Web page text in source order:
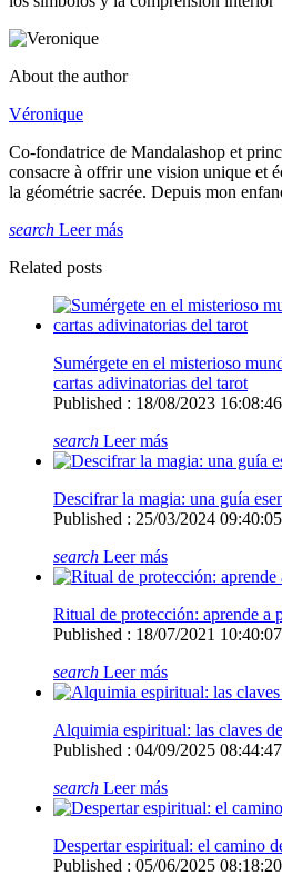
About the author
Véronique
Co-fondatrice de Mandalashop et
consacre à offrir une vision unique et
la géométrie sacrée. Depuis mon
search Leer más
Related posts
Sumérgete en el misterioso
cartas adivinatorias del tarot
Published : 18/08/2023 16:08:46
search Leer más
Descifrar la magia: una guía
Published : 25/03/2024 09:40:05
search Leer más
Ritual de protección: aprende a
Published : 18/07/2021 10:40:07
search Leer más
Alquimia espiritual: las claves
Published : 04/09/2025 08:44:47
search Leer más
Despertar espiritual: el camino
Published : 05/06/2025 08:18:20